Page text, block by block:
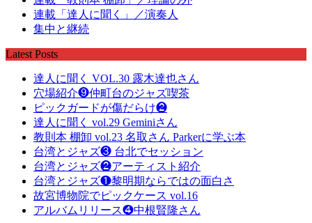
連載「達人に聞く」／演奏人
集中と継続
Latest Posts
達人に聞く VOL.30 露木達也さん
穴場紹介❾仲町台のジャズ喫茶
ピックガードが傷だらけ❷
達人に聞く vol.29 Geminiさん
教則本 棚卸 vol.23 名取さん Parkerに学ぶ本
台湾とジャズ❸ 台北でセッション
台湾とジャズ❷アーティスト紹介
台湾とジャズ❶黎明期ならではの面白さ
故宮博物院でピックケース vol.16
アルバムリリース❹中根賢隆さん